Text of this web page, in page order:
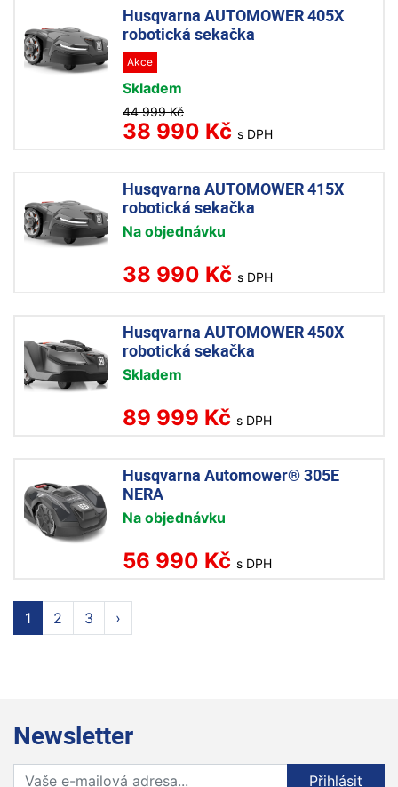
Husqvarna AUTOMOWER 405X
robotická sekačka
Akce
Skladem
44 999 Kč
38 990 Kč s DPH
Husqvarna AUTOMOWER 415X
robotická sekačka
Na objednávku
38 990 Kč s DPH
Husqvarna AUTOMOWER 450X
robotická sekačka
Skladem
89 999 Kč s DPH
Husqvarna Automower® 305E
NERA
Na objednávku
56 990 Kč s DPH
1 2 3 ›
Newsletter
Přihlaste se k odběru novinek
Přihlásit